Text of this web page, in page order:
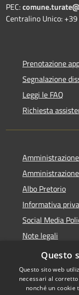
PEC:
Centralino Unico:
Prenotazione
Segnalazione
Leggi le FAQ
Richiesta
Albo Pretorio
Informativa
Social Media
Note legali
Dichiarazione
Questo
Questo sito web
necessari al
nonché un